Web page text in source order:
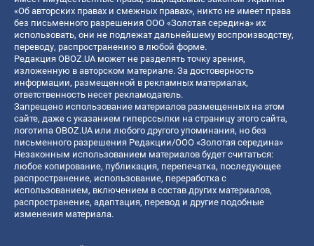
«Об авторских правах и смежных правах», никто не имеет права
без письменного разрешения ООО «Золотая середина» их
использовать, они не подлежат дальнейшему воспроизводству,
переводу, распространению в любой форме.
Редакция OBOZ.UA может не разделять точку зрения,
изложенную в авторском материале. За достоверность
информации, размещенной в рекламных материалах,
ответственность несет рекламодатель.
Запрещено использование материалов размещенных на этом
сайте, даже с указанием гиперссылки на страницу этого сайта,
логотипа OBOZ.UA или любого другого упоминания, но без
письменного разрешения Редакции/ООО «Золотая середина»
Незаконным использованием материалов будет считаться:
любое копирование, публикация, перепечатка, последующее
распространение, использование, переработка с
использованием, включением в состав других материалов,
распространение, адаптация, перевод и другие подобные
изменения материала.